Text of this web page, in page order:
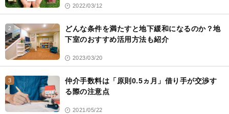
2022/03/12
2
どんな条件を満たすと地下緩和になるのか？地
下室のおすすめ活用方法も紹介
2023/03/20
3
仲介手数料は「原則0.5ヵ月」借り手が交渉す
る際の注意点
2021/05/22